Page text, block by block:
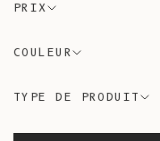
PRIX
COULEUR
TYPE DE PRODUIT